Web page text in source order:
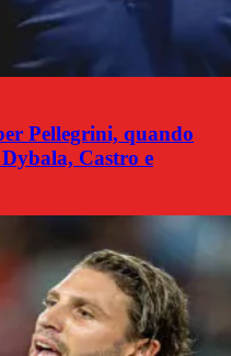
Pellegrini, quando
Castro e